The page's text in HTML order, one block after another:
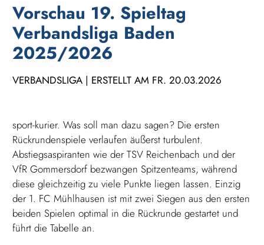
Vorschau 19. Spieltag
Verbandsliga Baden
2025/2026
VERBANDSLIGA | ERSTELLT AM FR. 20.03.2026
sport-kurier. Was soll man dazu sagen? Die ersten
Rückrundenspiele verlaufen äußerst turbulent.
Abstiegsaspiranten wie der TSV Reichenbach und der
VfR Gommersdorf bezwangen Spitzenteams, während
diese gleichzeitig zu viele Punkte liegen lassen. Einzig
der 1. FC Mühlhausen ist mit zwei Siegen aus den ersten
beiden Spielen optimal in die Rückrunde gestartet und
führt die Tabelle an.